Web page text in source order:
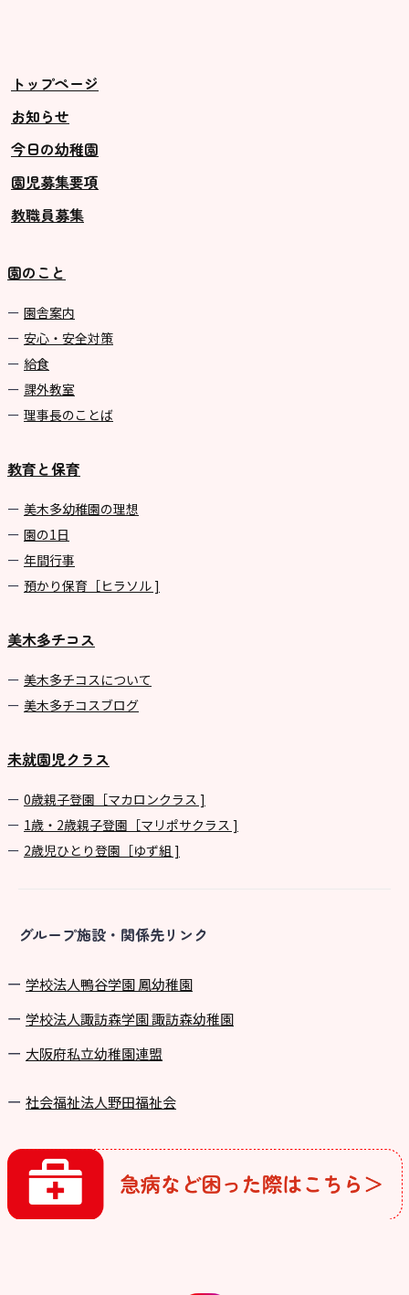
トップページ
お知らせ
今日の幼稚園
園児募集要項
教職員募集
園のこと
園舎案内
安心・安全対策
給食
課外教室
理事長のことば
教育と保育
美⽊多幼稚園の理想
園の1⽇
年間⾏事
預かり保育［ヒラソル ]
美木多チコス
美⽊多チコスについて
美⽊多チコスブログ
未就園児クラス
0歳親子登園［マカロンクラス ]
1歳・2歳親子登園［マリポサクラス ]
2歳児ひとり登園［ゆず組 ]
グループ施設・関係先リンク
学校法⼈鴨⾕学園 鳳幼稚園
学校法⼈諏訪森学園 諏訪森幼稚園
⼤阪府私⽴幼稚園連盟
社会福祉法人野田福祉会